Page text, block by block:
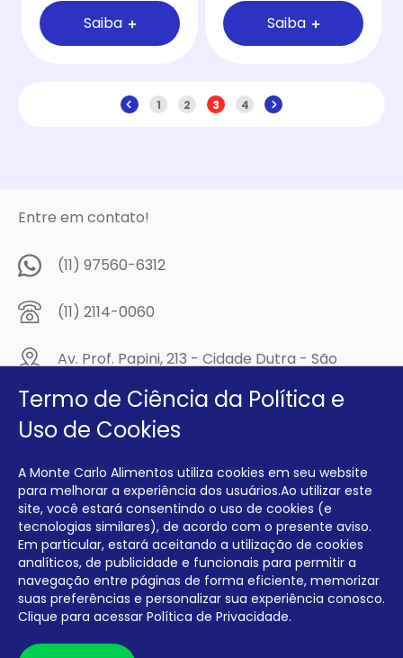
Saiba Saiba
1 2 3 4
Entre em contato!
(11) 97560-6312
(11) 2114-0060
Av. Prof. Papini, 213 - Cidade Dutra - São
Compre na
MCA Virtual!
Siga a Monte Carlo Alimentos nas redes sociais!
INTERFRIOS COMÉRCIO DE FRIOS E LATICÍNIOS EIRELI CNPJ:
00.140.150/0001-09 INSCRIÇÃO ESTADUAL: 112.576.117.113
Termo de Ciência da Política e
Uso de Cookies
A Monte Carlo Alimentos utiliza cookies em seu website
para melhorar a experiência dos usuários.Ao utilizar este
site, você estará consentindo o uso de cookies (e
tecnologias similares), de acordo com o presente aviso.
Em particular, estará aceitando a utilização de cookies
analíticos, de publicidade e funcionais para permitir a
navegação entre páginas de forma eficiente, memorizar
suas preferências e personalizar sua experiência conosco.
Clique para acessar Política de Privacidade.